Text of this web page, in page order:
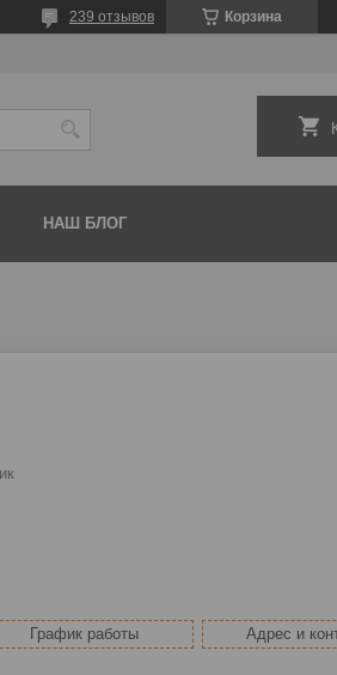
Корзина
239 отзывов
НАШ БЛОГ
График работы Адрес и